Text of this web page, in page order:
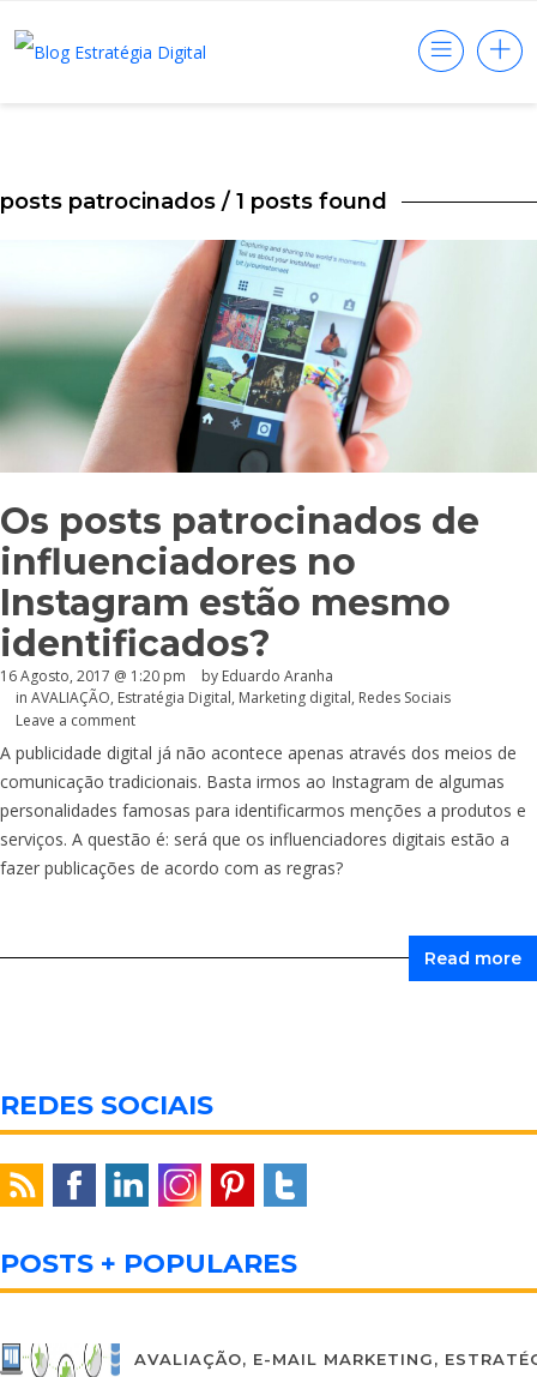
posts patrocinados / 1 posts found
Os posts patrocinados de
influenciadores no
Instagram estão mesmo
identificados?
16 Agosto, 2017 @ 1:20 pm by Eduardo Aranha
in AVALIAÇÃO, Estratégia Digital, Marketing digital, Redes Sociais
Leave a comment
A publicidade digital já não acontece apenas através dos meios de
comunicação tradicionais. Basta irmos ao Instagram de algumas
personalidades famosas para identificarmos menções a produtos e
serviços. A questão é: será que os influenciadores digitais estão a
fazer publicações de acordo com as regras?
Read more
REDES SOCIAIS
POSTS + POPULARES
AVALIAÇÃO, E-MAIL MARKETING,